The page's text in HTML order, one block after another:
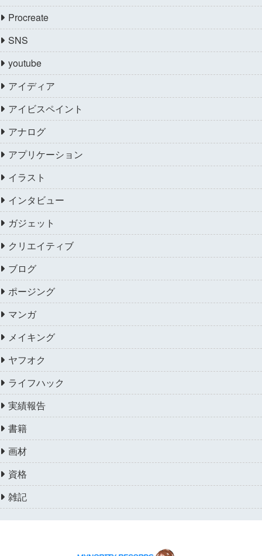
Procreate
SNS
youtube
アイディア
アイビスペイント
アナログ
アプリケーション
イラスト
インタビュー
ガジェット
クリエイティブ
ブログ
ポージング
マンガ
メイキング
ヤフオク
ライフハック
実績報告
書籍
画材
資格
雑記